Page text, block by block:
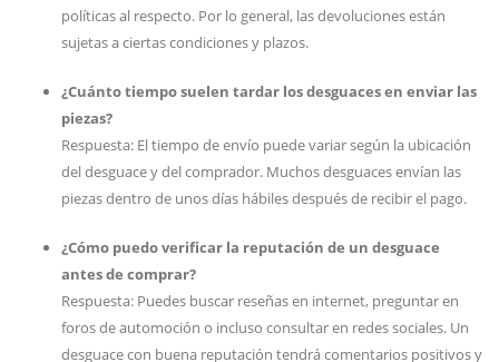
políticas al respecto. Por lo general, las devoluciones están
sujetas a ciertas condiciones y plazos.
¿Cuánto tiempo suelen tardar los desguaces en enviar las
piezas?
Respuesta: El tiempo de envío puede variar según la ubicación
del desguace y del comprador. Muchos desguaces envían las
piezas dentro de unos días hábiles después de recibir el pago.
¿Cómo puedo verificar la reputación de un desguace
antes de comprar?
Respuesta: Puedes buscar reseñas en internet, preguntar en
foros de automoción o incluso consultar en redes sociales. Un
desguace con buena reputación tendrá comentarios positivos y